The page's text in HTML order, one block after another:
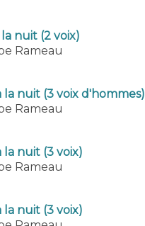
nuit (2 voix)
Rameau
la nuit (3 voix d'hommes)
Rameau
la nuit (3 voix)
Rameau
la nuit (3 voix)